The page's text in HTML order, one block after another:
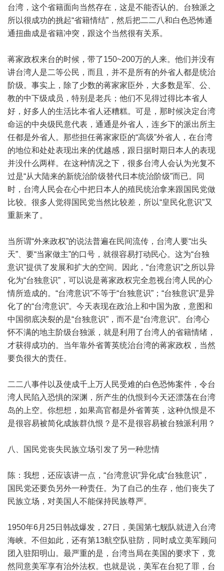
台湾，这个省籍面向当然存在，这是不能否认的。台独派之
所以很成功的挑起“省籍情结”，然后把二二八和白色恐怖通
通扭曲成是省籍冲突，跟这个当然很有关系。
蒋家政权来台的时候，带了150~200万的人来。他们并没有
讲台湾人是二等公民，而且，并不是所有的外省人都是统治
阶级。事实上，除了少数的蒋家家臣外，大多数是军、公、
教的中下级成员，特别是老兵；他们不见得过得比本省人
好，好多人的生活比本省人还糟糕。可是，那时候决定台湾
命运的中央级民意代表，通通是外省人，连乡下的派出所主
任都是外省人。那些担任蒋家家臣的“高级”外省人，在台湾
的地位和处处表现出来的优越感，跟日据时期日本人的表现
并没什么两样。在这种情况之下，很多台湾人会认为光复不
过是“从大陆来的新统治阶级替代日本统治阶级”而已。同
时，台湾人民会在心中把日本人的殖民统治拿来跟国民党做
比较。很多人觉得国民党当然比较差，所以“皇民化意识”又
重新来了。
当所谓“外来政权”的说法普遍在民间流传，台湾人要“出头
天”、要“当家做主”的口号，就很容易打动民心。这为“台独
意识”提供了发展和扩大的空间。因此，“台湾意识”之所以异
化为“台独意识”，可以说是蒋家政权完全忽视台湾人民的心
情所造成的。“台湾意识”不等于“台独意识”；“台独意识”是异
化了的“台湾意识”。今天表现在政治上和中国为敌，意图和
中国彻底决裂的是“台独意识”，而不是“台湾意识”。台湾心
怀不满的地主阶级台独派，就是利用了台湾人的省籍情绪，
才获得成功的。当年靠外省菁英统治台湾的蒋家政权，当然
要负很大的责任。
二二八事件以及使成千上万人民受难的白色恐怖案件，令台
湾人民陷入恐惧的深渊，所产生的仇恨到今天还漂荡在台湾
岛的上空。你想想，如果高官都是外省菁英，这种仇恨是不
是很容易被简化成族群仇恨？是不是很容易被台独派利用？
八、国民党丧失民族立场引发了另一种悲情
陈：我想，还应该讲一点，“台湾意识”异化成“台独意识”，
国民党还要负另外一种责任。为了自己的生存，他们丧失了
民族立场，对美国人不能保持民族尊严。
1950年6月25日韩战爆发，27日，美国第七舰队就进入台湾
海峡。不但如此，还有第13航空队驻防，同时成立美军顾问
团入驻阳明山。最严重的是，台湾当局在美国的要求下，竟
然同意美军享有治外法权。也就是说，美军在台犯了罪，台